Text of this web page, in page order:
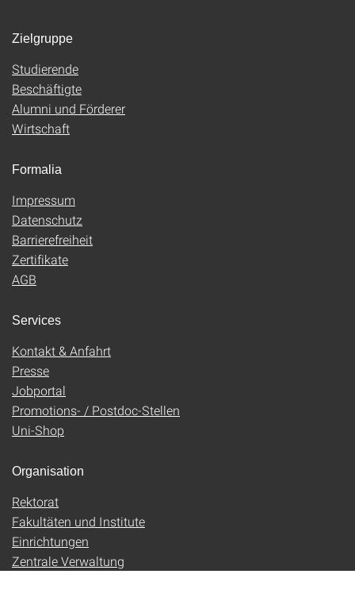
Zielgruppe
Studierende
Beschäftigte
Alumni und Förderer
Wirtschaft
Formalia
Impressum
Datenschutz
Barrierefreiheit
Zertifikate
AGB
Services
Kontakt & Anfahrt
Presse
Jobportal
Promotions- / Postdoc-Stellen
Uni-Shop
Organisation
Rektorat
Fakultäten und Institute
Einrichtungen
Zentrale Verwaltung